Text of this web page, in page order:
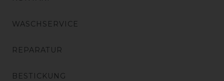
WASCHSERVICE
REPARATUR
BESTICKUNG